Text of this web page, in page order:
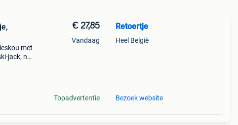
met
jack, nu
€ 27,85
Vandaag
Topadvertentie
Retoertje
Heel België
Bezoek website